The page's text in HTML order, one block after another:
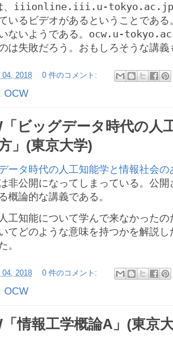
iiionline.iii.u-tokyo.ac.jp
いるビデオがあるということであ
ないようである。 ocw.u-
は失敗だろう。おもしろそうな講
04, 2018 0 件のコメント:
OCW
「ビッグデータ時代の人
」(東京大学)
ータ時代の人工知能学と情報社会の
非公開になってしまっている。公
概論的な講義である。
工知能について学んで来なかった
てどのような意味を持つかを解説し
。
04, 2018 0 件のコメント:
OCW
情報工学概論A」(東京